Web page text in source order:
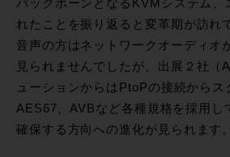
バックボーンとなるKVMシステム
れたことを振り返ると変革期が訪れ
音声の方はネットワークオーディオ
見られませんでしたが、出展２社
ューションからはPtoPの接続から
AES67、AVBなど各種規格を採用
確保する方向への進化が見られます